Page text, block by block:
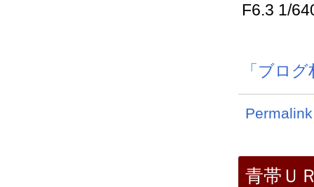
F6.3 1/
「ブロ
Permalink
青帯Ｕ